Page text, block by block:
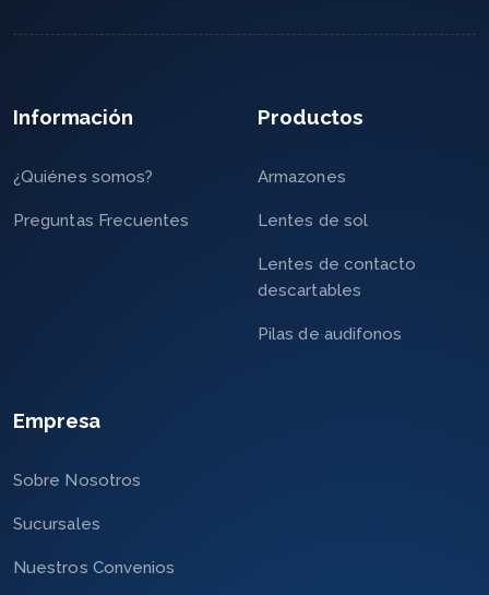
Información
¿Quiénes somos?
Preguntas Frecuentes
Productos
Armazones
Lentes de sol
Lentes de contacto
descartables
Pilas de audifonos
Empresa
Sobre Nosotros
Sucursales
Nuestros Convenios